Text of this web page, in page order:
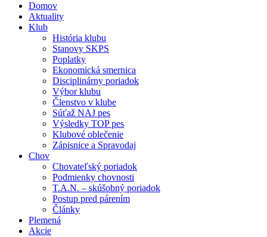
Domov
Aktuality
Klub
História klubu
Stanovy SKPS
Poplatky
Ekonomická smernica
Disciplinárny poriadok
Výbor klubu
Členstvo v klube
Súťaž NAJ pes
Výsledky TOP pes
Klubové oblečenie
Zápisnice a Spravodaj
Chov
Chovateľský poriadok
Podmienky chovnosti
T.A.N. – skúšobný poriadok
Postup pred párením
Články
Plemená
Akcie